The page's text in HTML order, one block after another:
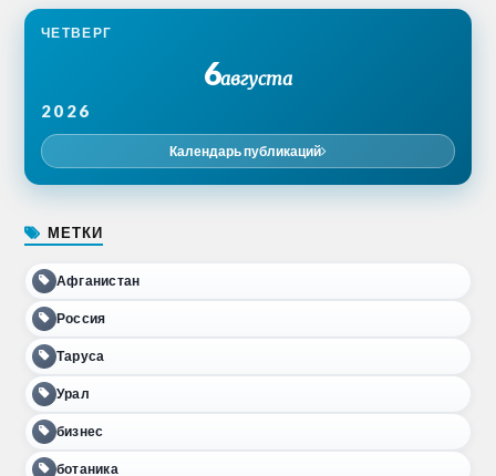
ЧЕТВЕРГ
6августа
2026
Календарь публикаций
МЕТКИ
Афганистан
Россия
Таруса
Урал
бизнес
ботаника